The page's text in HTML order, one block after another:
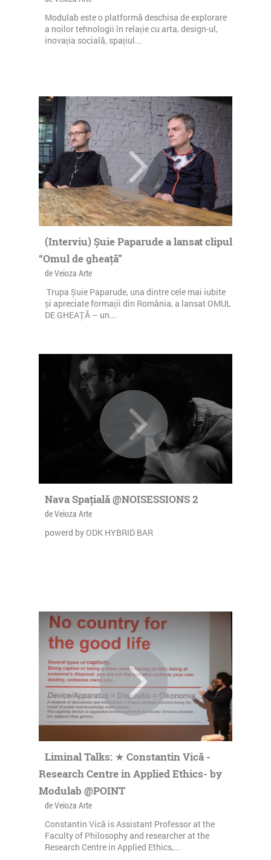
Modulab este o platformă deschisa de explorare
a noilor tehnologii în relație cu arta, design-ul,
inovația socială, spațiul...
(Interviu) Șuie Paparude a lansat clipul
“Omul de gheață”
de Veioza Arte
Trupa Șuie Paparude, una dintre cele mai iubite
și apreciate formații din România, a lansat OMUL
DE GHEAȚĂ – un...
Nava Spațială @NOISESSIONS 2
de Veioza Arte
powerd by ODK HYBRID BAR
Liminal Talks: ★ Constantin Vică -
Research Centre in Applied Ethics- by
Modulab @POINT
de Veioza Arte
Constantin Vică is Assistant Professor at the
Faculty of Philosophy and researcher at the
Research Centre in Applied Ethics,...